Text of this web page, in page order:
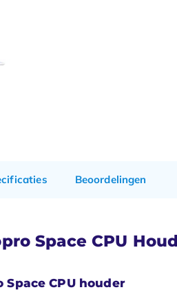
Beoordelingen
Space CPU
Space CPU houder